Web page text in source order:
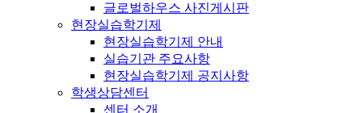
글로벌하우스 사진게시판
현장실습학기제
현장실습학기제 안내
실습기관 주요사항
현장실습학기제 공지사항
학생상담센터
센터 소개